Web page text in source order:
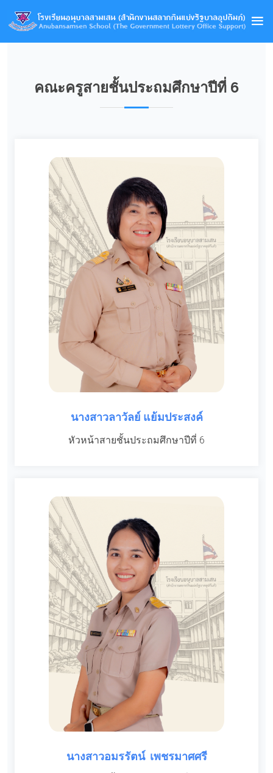
คณะครูสายชั้นประถมศึกษาปีที่ 6
นางสาวลาวัลย์ แย้มประสงค์
หัวหน้าสายชั้นประถมศึกษาปีที่ 6
นางสาวอมรรัตน์ เพชรมาศศรี